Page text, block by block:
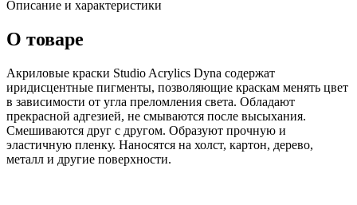
Описание и характеристики
О товаре
Акриловые краски Studio Acrylics Dyna содержат
иридисцентные пигменты, позволяющие краскам менять цвет
в зависимости от угла преломления света. Обладают
прекрасной адгезией, не смываются после высыхания.
Смешиваются друг с другом. Образуют прочную и
эластичную пленку. Наносятся на холст, картон, дерево,
металл и другие поверхности.